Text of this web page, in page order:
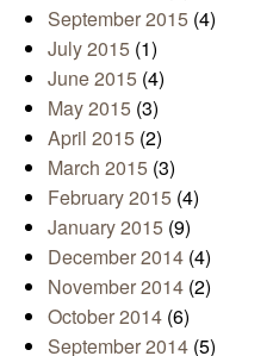
September 2015 (4)
July 2015 (1)
June 2015 (4)
May 2015 (3)
April 2015 (2)
March 2015 (3)
February 2015 (4)
January 2015 (9)
December 2014 (4)
November 2014 (2)
October 2014 (6)
September 2014 (5)